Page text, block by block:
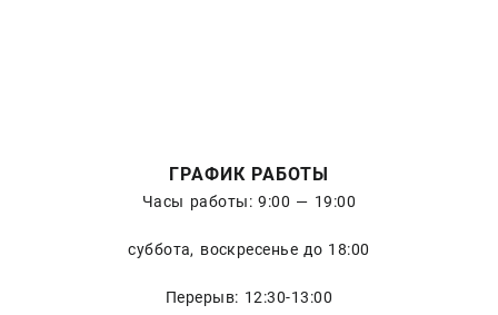
ГРАФИК РАБОТЫ
Часы работы: 9:00 — 19:00
суббота, воскресенье до 18:00
Перерыв: 12:30-13:00